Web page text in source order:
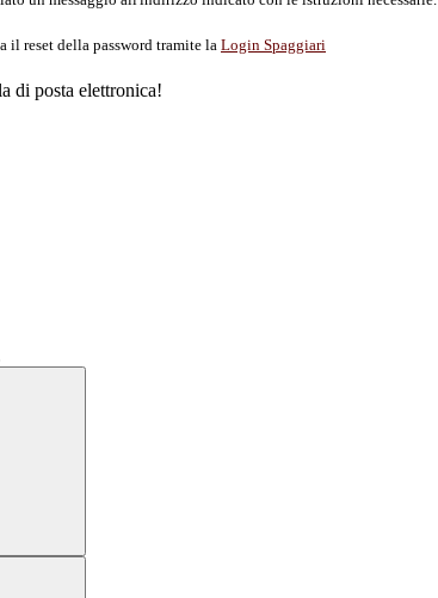
il reset della password tramite la Login Spaggiari
di posta elettronica!